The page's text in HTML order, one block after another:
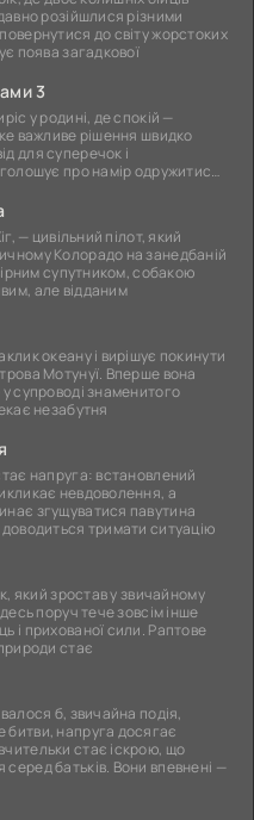
розійшлися різними
до світу жорстоких
поява загадкової
3
у родині, де спокій —
важливе рішення швидко
для суперечок і
про намір одружитися,
— цивільний пілот, який
Колорадо на занедбаній
супутником, собакою
але відданим
океану і вирішує покинути
Мотунуї. Вперше вона
супроводі знаменитого
незабутня
напруга: встановлений
невдоволення, а
згущуватися павутина
тримати ситуацію
який зростав у звичайному
поруч тече зовсім інше
і прихованої сили. Раптове
стає
б, звичайна подія,
напруга досягає
стає іскрою, що
батьків. Вони впевнені —